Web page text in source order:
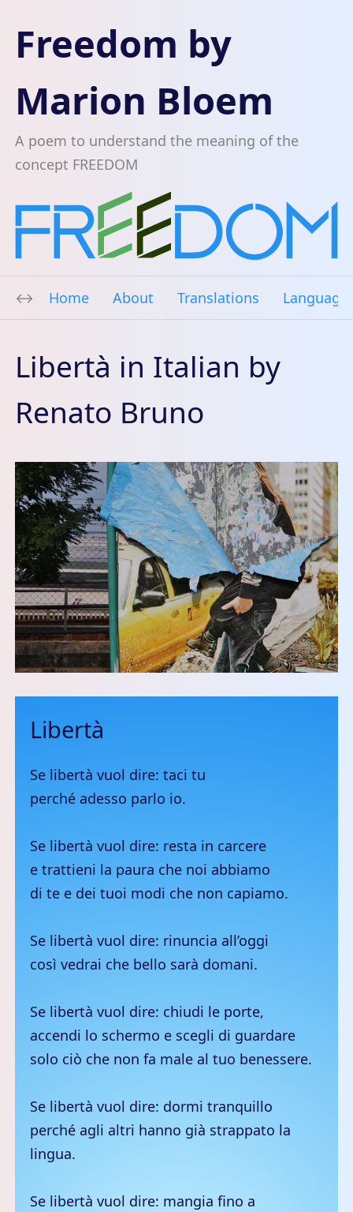
Freedom by
Marion Bloem
A poem to understand the meaning of the
concept FREEDOM
Home About Translations
Libertà in Italian by
Renato Bruno
Libertà
Se libertà vuol dire: taci tu
perché adesso parlo io.
Se libertà vuol dire: resta in carcere
e trattieni la paura che noi abbiamo
di te e dei tuoi modi che non capiamo.
Se libertà vuol dire: rinuncia all’oggi
così vedrai che bello sarà domani.
Se libertà vuol dire: chiudi le porte,
accendi lo schermo e scegli di guardare
solo ciò che non fa male al tuo benessere.
Se libertà vuol dire: dormi tranquillo
perché agli altri hanno già strappato la
lingua.
Se libertà vuol dire: mangia fino a